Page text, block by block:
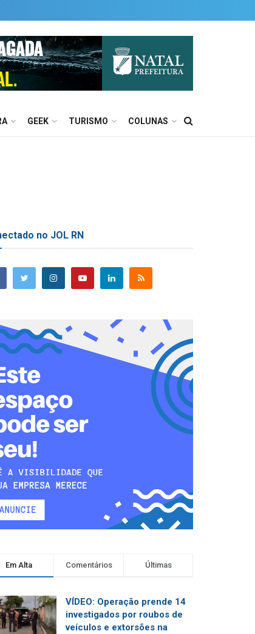
GEEK TURISMO COLUNAS
no JOL RN
Em Alta Comentários Últimas
VÍDEO: Operação prende 14
investigados por roubos de
veículos e extorsões na